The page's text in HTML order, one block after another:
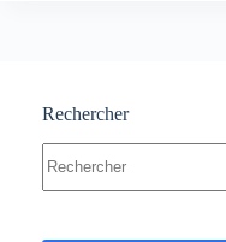
4
Rechercher
résultat